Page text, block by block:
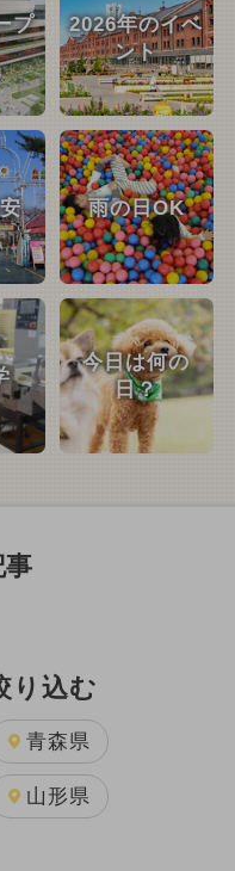
プ
2026年のイベ
ント
雨の日OK
今日は何の
日？
り込む
青森県
山形県